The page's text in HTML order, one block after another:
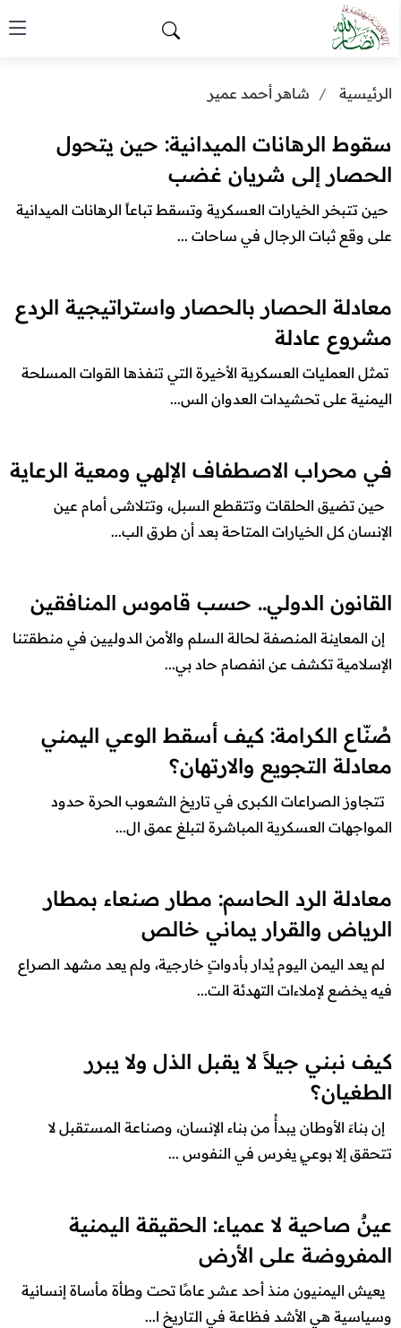
الرئيسية شاهر أحمد عمير
سقوط الرهانات الميدانية: حين يتحول
الحصار إلى شريان غضب
​حين تتبخر الخيارات العسكرية وتسقط تباعاً الرهانات الميدانية
على وقع ثبات الرجال في ساحات ...
معادلة الحصار بالحصار واستراتيجية الردع
مشروع عادلة
​تمثل العمليات العسكرية الأخيرة التي تنفذها القوات المسلحة
اليمنية على تحشيدات العدوان الس...
في محراب الاصطفاف الإلهي ومعية الرعاية
حين تضيق الحلقات وتتقطع السبل، وتتلاشى أمام عين
الإنسان كل الخيارات المتاحة بعد أن طرق الب...
القانون الدولي.. حسب قاموس المنافقين
إن المعاينة المنصفة لحالة السلم والأمن الدوليين في منطقتنا
الإسلامية تكشف عن انفصام حاد بي...
صُنّاع الكرامة: كيف أسقط الوعي اليمني
معادلة التجويع والارتهان؟
تتجاوز الصراعات الكبرى في تاريخ الشعوب الحرة حدود
المواجهات العسكرية المباشرة لتبلغ عمق ال...
معادلة الرد الحاسم: مطار صنعاء بمطار
الرياض والقرار يماني خالص
لم يعد اليمن اليوم يُدار بأدواتٍ خارجية، ولم يعد مشهد الصراع
فيه يخضع لإملاءات التهدئة الت...
كيف نبني جيلاً لا يقبل الذل ولا يبرر
الطغيان؟
إن بناءَ الأوطان يبدأُ من بناء الإنسان، وصناعة المستقبل لا
تتحقق إلا بوعيٍ يغرس في النفوس ...
عينٌ صاحية لا عمياء: الحقيقة اليمنية
المفروضة على الأرض
يعيش اليمنيون منذ أحد عشر عامًا تحت وطأة مأساة إنسانية
وسياسية هي الأشد فظاعة في التاريخ ا...